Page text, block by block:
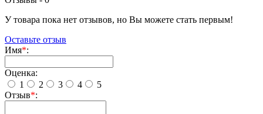
У товара пока нет отзывов, но Вы можете стать первым!
Оставьте отзыв
Имя*:
Оценка:
1
2 3 4
5
Отзыв*: